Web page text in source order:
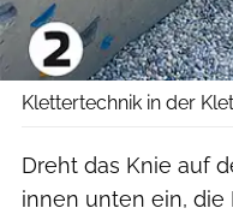
Klettertechnik in der
Dreht das Knie auf
innen unten ein, die